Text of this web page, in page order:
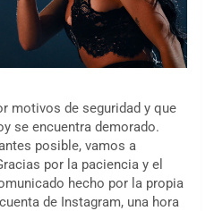
motivos de seguridad y que
se encuentra demorado.
posible, vamos a
por la paciencia y el
hecho por la propia
de Instagram, una hora